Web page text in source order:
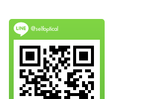
@selfoptical